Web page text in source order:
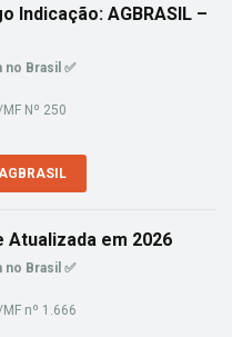
Indicação: AGBRASIL –
no Brasil ✅
Nº 250
Atualizada em 2026
no Brasil ✅
nº 1.666